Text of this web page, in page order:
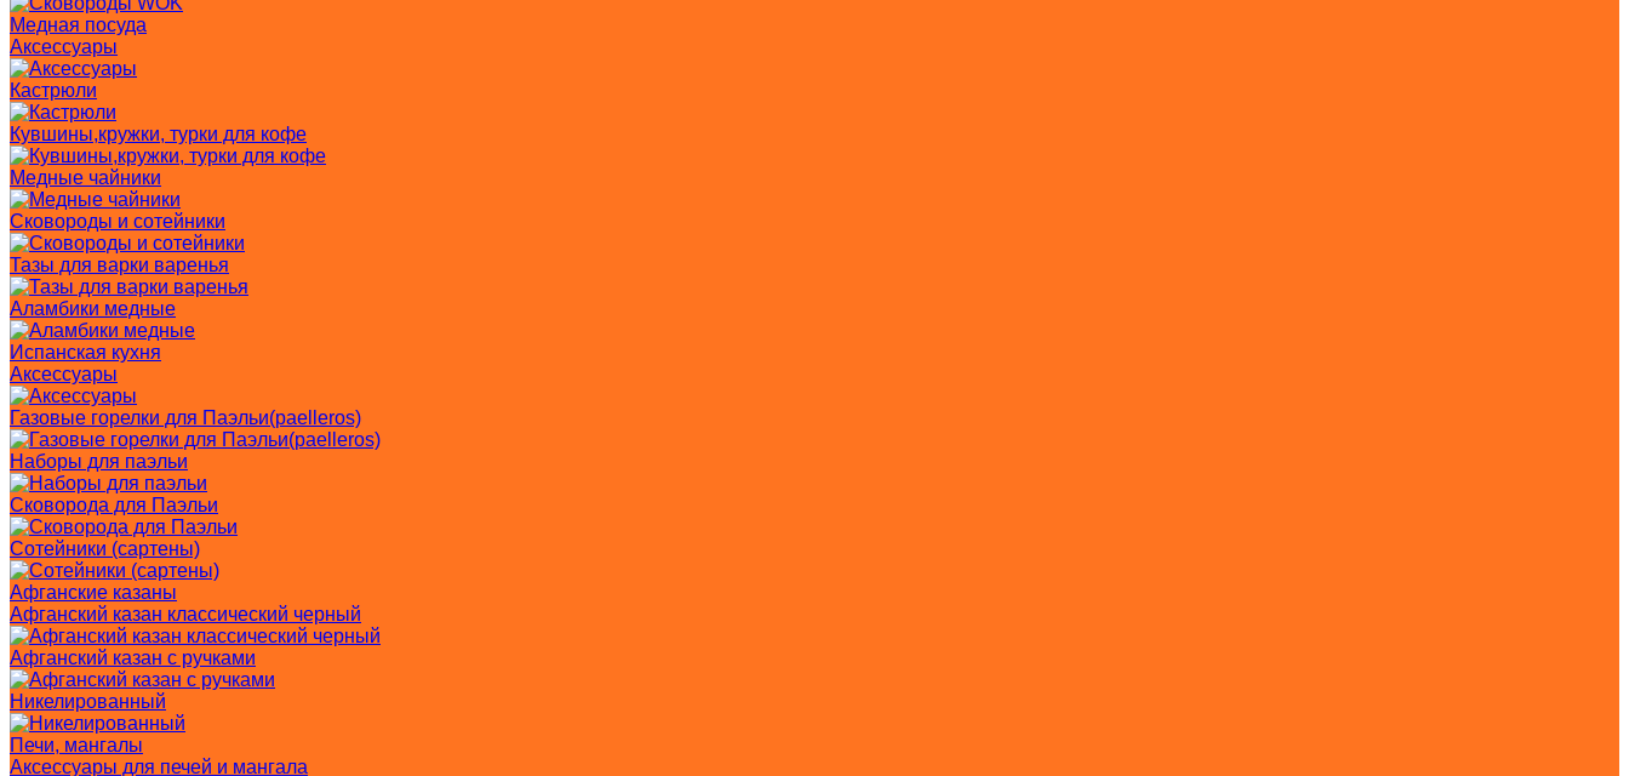
Медная посуда
Аксессуары
Кастрюли
Кувшины,кружки, турки для кофе
Медные чайники
Сковороды и сотейники
Тазы для варки варенья
Аламбики медные
Испанская кухня
Аксессуары
Газовые горелки для Паэльи(paelleros)
Наборы для паэльи
Сковорода для Паэльи
Сотейники (сартены)
Афганские казаны
Афганский казан классический черный
Афганский казан с ручками
Никелированный
Печи, мангалы
Аксессуары для печей и мангала